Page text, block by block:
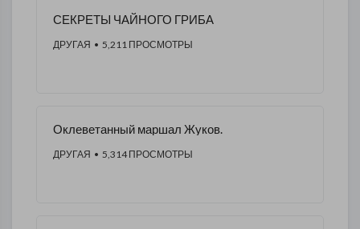
СЕКРЕТЫ ЧАЙНОГО ГРИБА
ДРУГАЯ • 5,211 ПРОСМОТРЫ
Оклеветанный маршал Жуков.
ДРУГАЯ • 5,314 ПРОСМОТРЫ